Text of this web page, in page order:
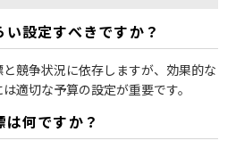
設定すべきですか？
競争状況に依存しますが、効果的な
適切な予算の設定が重要です。
何ですか？